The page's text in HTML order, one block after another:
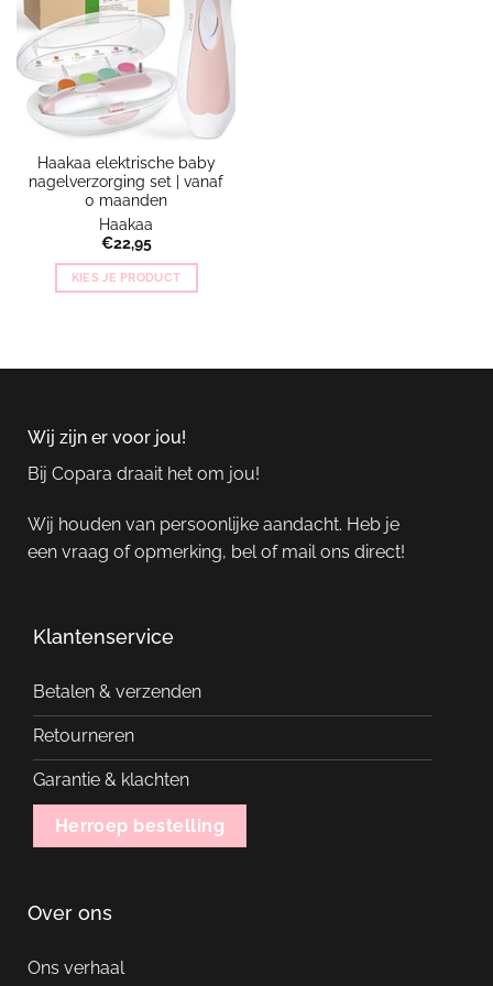
Haakaa elektrische baby
nagelverzorging set | vanaf
0 maanden
Haakaa
€22,95
KIES JE PRODUCT
meerdere
optie
kan
op
de
Wij zijn er voor jou!
Bij Copara draait het om jou!
Wij houden van persoonlijke aandacht. Heb je
een vraag of opmerking, bel of mail ons direct!
Klantenservice
Betalen & verzenden
Retourneren
Garantie & klachten
Herroep bestelling
Over ons
Ons verhaal